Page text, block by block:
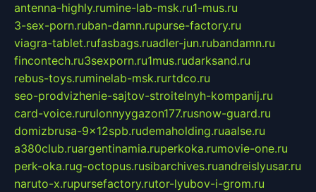
antenna-highly.rumine-lab-msk.ru1-mus.ru
3-sex-porn.ruban-damn.rupurse-factory.ru
viagra-tablet.rufasbags.ruadler-jun.rubandamn.ru
fincontech.ru3sexporn.ru1mus.rudarksand.ru
rebus-toys.ruminelab-msk.rurtdco.ru
seo-prodvizhenie-sajtov-stroitelnyh-kompanij.ru
card-voice.rurulonnyygazon177.rusnow-guard.ru
domizbrusa-9x12spb.rudemaholding.ruaalse.ru
a380club.ruargentinamia.ruperkoka.rumovie-one.ru
perk-oka.rug-octopus.rusibarchives.ruandreislyusar.ru
naruto-x.rupursefactory.rutor-lyubov-i-grom.ru